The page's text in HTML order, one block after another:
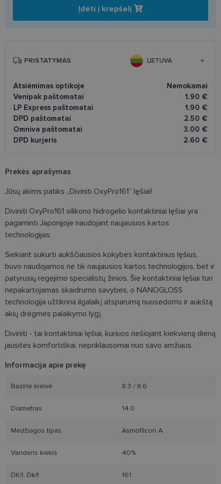
Prekės aprašymas
Jūsų akims patiks „Diviniti OxyPro161“ lęšiai!
Diviniti OxyPro161 silikono hidrogelio kontaktiniai lęšiai yra
pagaminti Japonijoje naudojant naujausios kartos
technologijas.
Siekiant sukurti aukščiausios kokybės kontaktinius lęšius,
buvo naudojamos ne tik naujausios kartos technologijos, bet ir
patyrusių regėjimo specialistų žinios. Šie kontaktiniai lęšiai turi
nepakartojamas skaidrumo savybes, o NANOGLOSS
technologija užtikrina ilgalaikį atsparumą nuosėdoms ir aukštą
akių drėgmės palaikymo lygį.
Diviniti - tai kontaktiniai lęšiai, kuriuos nešiojant kiekvieną dieną
jausitės komfortiškai, nepriklausomai nuo savo amžiaus.
Informacija apie prekę
Bazinė kreivė 8.3 / 8.6
Diametras 14.0
Medžiagos tipas Asmofilcon A
Vandens kiekis 40%
DK/l, Dk/t 161
Įdėti į krepšelį
PRISTATYMAS LIETUVA
Atsiėmimas optikoje
Nemokamai
Venipak paštomatai
1.90 €
LP Express paštomatai
1.90 €
DPD paštomatai
2.50 €
Omniva paštomatai
3.00 €
DPD kurjeris
2.60 €